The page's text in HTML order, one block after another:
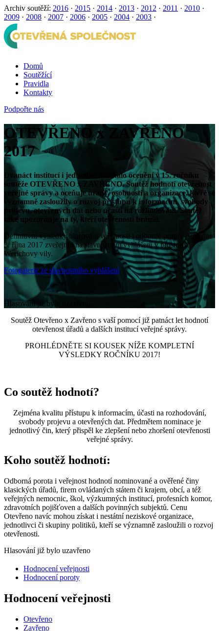
Archiv soutěží: 2016 · 2015 · 2014 · 2013 · 2012 · 2011 · 2010 ·
2009 · 2008 · 2007 · 2006 · 2005 · 2004 · 2003 ·
Domů
Soutěžící
Pravidla
Kontakty
Podpořte nás
OTEVŘENO x ZAVŘENO
2017
Dvanáct institucí i jednotlivců získalo ocenění v 15. ročníku
soutěže OTEVŘENO x ZAVŘENO. Soutěž hodnotí otevřenost
veřejné správy a oceňuje úřady, osobnosti a organizace, které se
významně zasloužily o rozvoj přístupu k informacím, svobody
projevu, otevřených dat nebo účasti na rozhodování. Soutěž
také upozorňuje na ty, kteří otevřenosti bránili.
Definitivní výsledky hlasování veřejnosti i odborné poroty jsme dne
3. října 2017 zveřejnili na slavnostním vyhlášení v prostoru
Werichovy vily.
Fotogalerie ze slavnostního vyhlášení
Hlasování již bylo uzavřeno
Soutěž Otevřeno x Zavřeno s vaší pomocí již patnáct let hodnotí
otevřenost úřadů a dalších institucí veřejné správy.
PROHLÉDNĚTE SI KOUSEK NÍŽE KOMPLETNÍ
VÝSLEDKY ROČNÍKU 2017!
Co soutěž hodnotí?
Zejména kvalitu přístupu k informacím, účasti na rozhodování,
svobody projevu a otevřených dat. Předmětem nominace je
jednotlivý čin, který přispěl ke zlepšení nebo zhoršení otevřenosti
veřejné správy.
Koho soutěž hodnotí:
Odborná porota i veřejnost hodnotí nominované a ověřené činy
klasických úřadů, firem ovládaných státem či krajem, obcí, a též
veřejných nemocnic, škol, výzkumných institucí, profesních komor,
zdravotních pojišťoven a dalších povinných subjektů. Cenu
Otevřeno navíc mohou získat i nestátní neziskové organizace,
jednotlivci či skupiny politiků, kteří se významně zasloužili o rozvoj
otevřenosti.
Hlasování již bylo uzavřeno
Hodnocení veřejnosti
Hodnocení poroty
Hodnocení veřejnosti
Otevřeno
Zavřeno